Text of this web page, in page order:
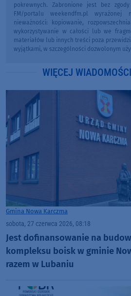
pokrewnych. Zabronione jest bez
FM/portalu weekendfm.pl
nieważności: kopiowanie,
wykorzystywanie w całości lub we
materiałów lub innych treści poza
wyjątkami, w szczególności dozwolonym
WIĘCEJ WIADOMOŚCI
Gmina Nowa Karczma
sobota, 27 czerwca 2026, 08:18
Jest dofinansowanie na
kompleksu boisk w gminie
razem w Lubaniu